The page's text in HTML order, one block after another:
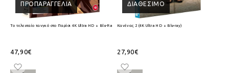
ΠΡΟΠΑΡΑΓΓΕΛΊΑ
Το τελευταίο τανγκό στο Παρίσι 4K Ultra HD + Blu-Ray
47,90€
ΔΙΑΘΈΣΙΜΟ
Κανένας 2 (4K Ultra HD + Blu-ray)
27,90€